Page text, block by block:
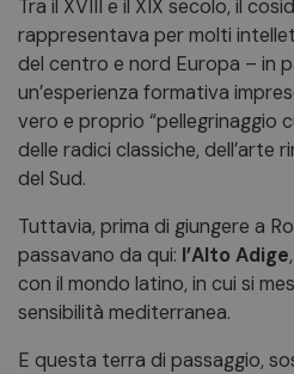
Tra il XVIII e il XIX secolo, il
rappresentava per molti
del centro e nord Europa – in
un’esperienza formativa
vero e proprio “pellegrinaggio
delle radici classiche, dell’arte
del Sud.
Tuttavia, prima di giungere a
passavano da qui: l’Alto Adige
con il mondo latino, in cui si
sensibilità mediterranea.
E questa terra di passaggio,